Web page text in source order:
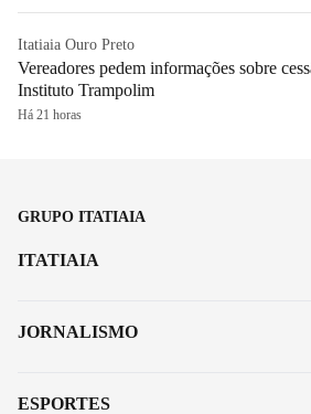
Itatiaia Ouro Preto
Vereadores pedem informações sobre
Instituto Trampolim
Há 21 horas
GRUPO ITATIAIA
ITATIAIA
JORNALISMO
ESPORTES